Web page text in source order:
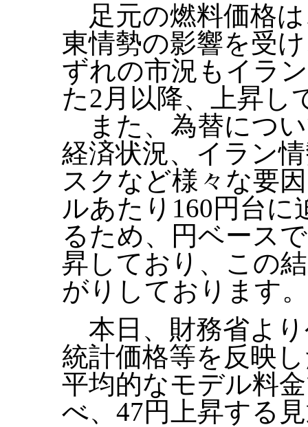
足元の燃料価格
東情勢の影響を受
ずれの市況もイラ
た2月以降、上昇し
また、為替につ
経済状況、イラン
スクなど様々な要
ルあたり160円台
るため、円ベース
昇しており、この
がりしております。
本日、財務省よ
統計価格等を反映
平均的なモデル料
べ、47円上昇する